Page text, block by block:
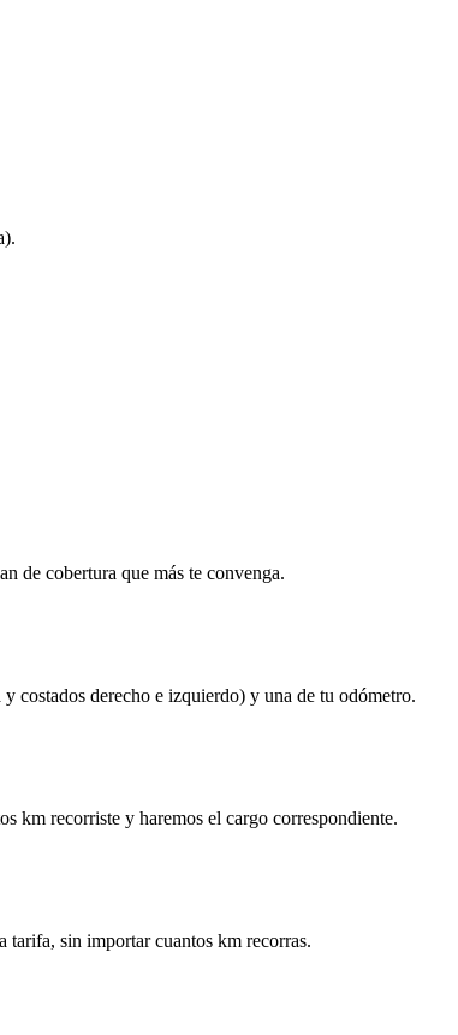
de cobertura que más te convenga.
costados derecho e izquierdo) y una de tu odómetro.
km recorriste y haremos el cargo correspondiente.
tarifa, sin importar cuantos km recorras.